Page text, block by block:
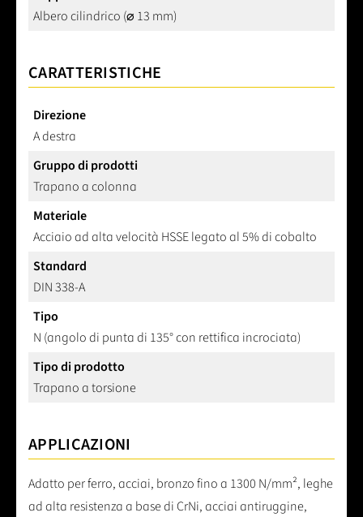
Albero cilindrico (⌀ 13 mm)
CARATTERISTICHE
Direzione
A destra
Gruppo di prodotti
Trapano a colonna
Materiale
Acciaio ad alta velocità HSSE legato al 5% di cobalto
Standard
DIN 338-A
Tipo
N (angolo di punta di 135° con rettifica incrociata)
Tipo di prodotto
Trapano a torsione
APPLICAZIONI
Adatto per ferro, acciai, bronzo fino a 1300 N/mm², leghe
ad alta resistenza a base di CrNi, acciai antiruggine,